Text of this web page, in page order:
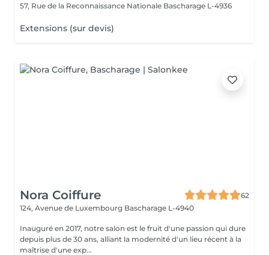
57, Rue de la Reconnaissance Nationale Bascharage L-4936
Extensions (sur devis)
Nora Coiffure
62
124, Avenue de Luxembourg Bascharage L-4940
Inauguré en 2017, notre salon est le fruit d'une passion qui dure
depuis plus de 30 ans, alliant la modernité d'un lieu récent à la
maîtrise d'une exp...